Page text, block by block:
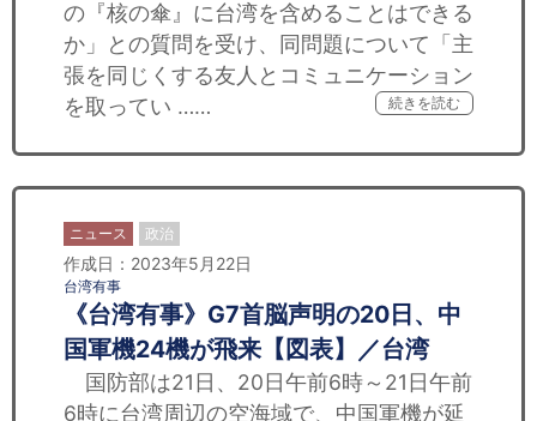
の『核の傘』に台湾を含めることはできる
か」との質問を受け、同問題について「主
張を同じくする友人とコミュニケーション
を取ってい ……
続きを読む
ニュース 政治
作成日：2023年5月22日
台湾有事
《台湾有事》G7首脳声明の20日、中
国軍機24機が飛来【図表】／台湾
国防部は21日、20日午前6時～21日午前
6時に台湾周辺の空海域で、中国軍機が延